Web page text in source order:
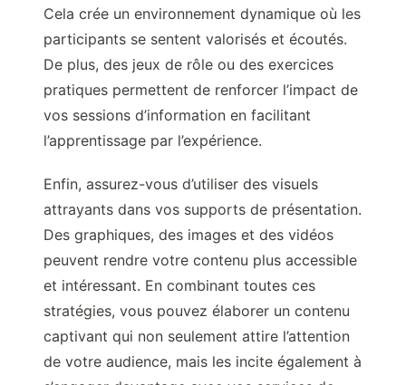
Cela crée un environnement dynamique où les
participants se sentent valorisés et écoutés.
De plus, des jeux de rôle ou des exercices
pratiques permettent de renforcer l’impact de
vos sessions d’information en facilitant
l’apprentissage par l’expérience.
Enfin, assurez-vous d’utiliser des visuels
attrayants dans vos supports de présentation.
Des graphiques, des images et des vidéos
peuvent rendre votre contenu plus accessible
et intéressant. En combinant toutes ces
stratégies, vous pouvez élaborer un contenu
captivant qui non seulement attire l’attention
de votre audience, mais les incite également à